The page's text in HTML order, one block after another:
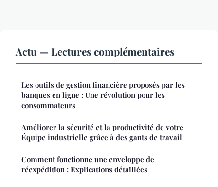
Actu — Lectures complémentaires
Les outils de gestion financière proposés par les
banques en ligne : Une révolution pour les
consommateurs
Améliorer la sécurité et la productivité de votre
Équipe industrielle grâce à des gants de travail
Comment fonctionne une enveloppe de
réexpédition : Explications détaillées